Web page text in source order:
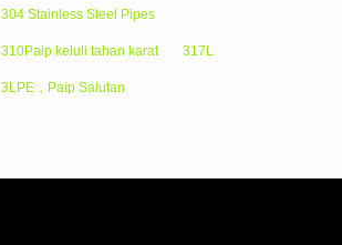
304 Stainless Steel Pipes
310Paip keluli tahan karat 317L
3LPE，Paip Salutan